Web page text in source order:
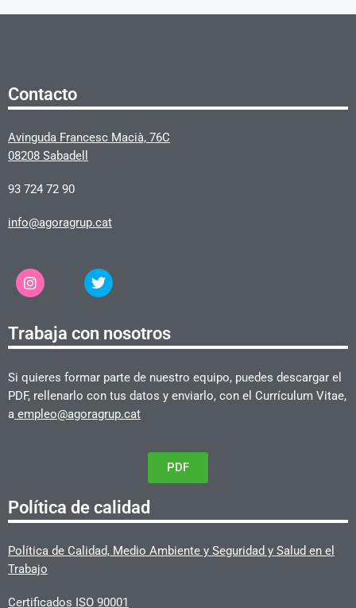
Contacto
Avinguda Francesc Macià, 76C
08208 Sabadell
93 724 72 90
info@agoragrup.cat
Trabaja con nosotros
Si quieres formar parte de nuestro equipo, puedes descargar el
PDF, rellenarlo con tus datos y enviarlo, con el Currículum Vitae,
a empleo@agoragrup.cat
PDF
Política de calidad
Política de Calidad, Medio Ambiente y Seguridad y Salud en el
Trabajo
Certificados ISO 90001